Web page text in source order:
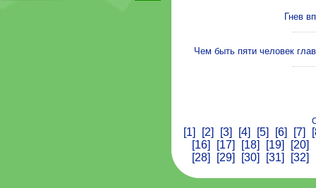
Гнев
Чем быть пяти человек
[1] [2] [3] [4] [5] [6] [7]
[16]
[17] [18] [19] [20]
[28]
[29] [30] [31] [32]